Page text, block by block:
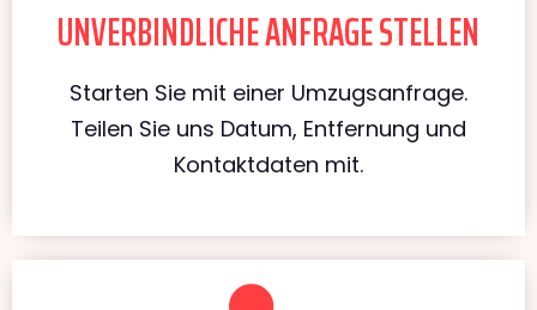
UNVERBINDLICHE ANFRAGE STELLEN
Starten Sie mit einer Umzugsanfrage.
Teilen Sie uns Datum, Entfernung und
Kontaktdaten mit.